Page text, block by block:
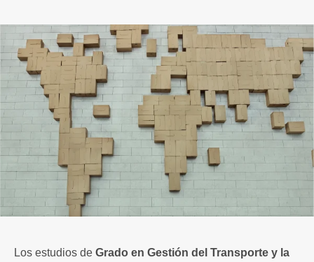
Los estudios de Grado en Gestión del Transporte y la